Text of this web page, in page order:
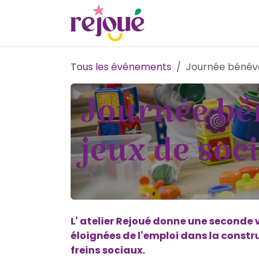
Se rendre au contenu
Tous les événements Journée
Journée
jeux de
L' atelier Rejoué donne une
éloignées de l'emploi dans la
freins sociaux.